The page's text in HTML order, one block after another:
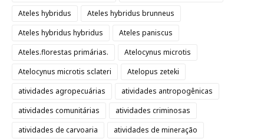
Ateles hybridus
Ateles hybridus brunneus
Ateles hybridus hybridus
Ateles paniscus
Ateles.florestas primárias.
Atelocynus microtis
Atelocynus microtis sclateri
Atelopus zeteki
atividades agropecuárias
atividades antropogênicas
atividades comunitárias
atividades criminosas
atividades de carvoaria
atividades de mineração